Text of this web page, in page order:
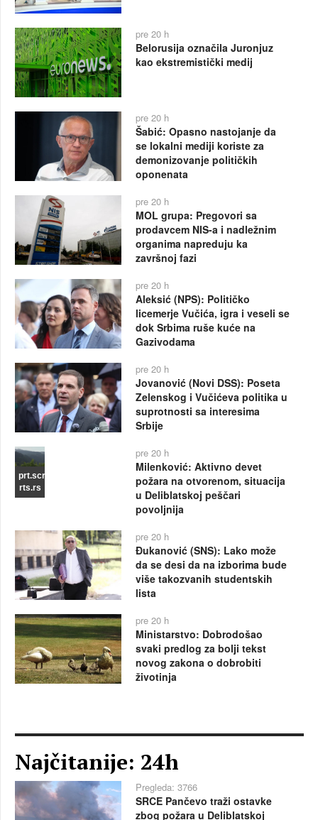
pre 20 h
Belorusija označila Juronjuz
kao ekstremistički medij
pre 20 h
Šabić: Opasno nastojanje da
se lokalni mediji koriste za
demonizovanje političkih
oponenata
pre 20 h
MOL grupa: Pregovori sa
prodavcem NIS-a i nadležnim
organima napreduju ka
završnoj fazi
pre 20 h
Aleksić (NPS): Političko
licemerje Vučića, igra i veseli se
dok Srbima ruše kuće na
Gazivodama
pre 20 h
Jovanović (Novi DSS): Poseta
Zelenskog i Vučićeva politika u
suprotnosti sa interesima
Srbije
prt.scr
rts.rs
pre 20 h
Milenković: Aktivno devet
požara na otvorenom, situacija
u Deliblatskoj peščari
povoljnija
pre 20 h
Đukanović (SNS): Lako može
da se desi da na izborima bude
više takozvanih studentskih
lista
pre 20 h
Ministarstvo: Dobrodošao
svaki predlog za bolji tekst
novog zakona o dobrobiti
životinja
Najčitanije: 24h
Pregleda: 3766
SRCE Pančevo traži ostavke
zbog požara u Deliblatskoj